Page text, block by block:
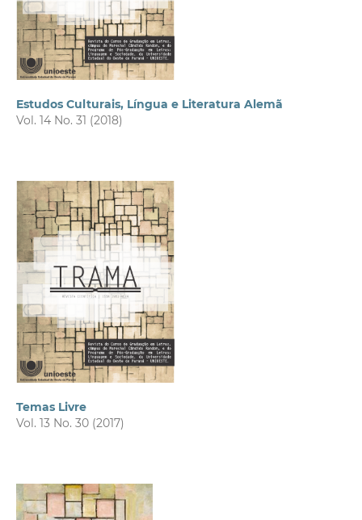
Estudos Culturais, Língua e Literatura Alemã
Vol. 14 No. 31 (2018)
Temas Livre
Vol. 13 No. 30 (2017)